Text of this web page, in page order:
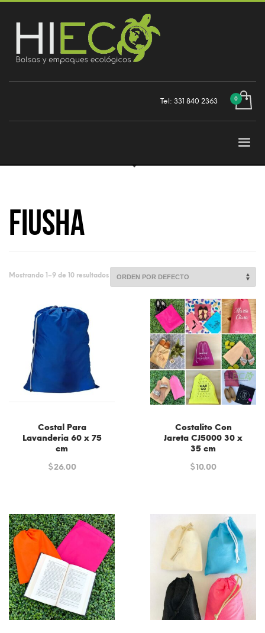
Tel: 331 840 2363
Fiusha
Mostrando 1–9 de 10 resultados
Costal Para
Lavanderia 60 x 75
cm
$26.00
Costalito Con
Jareta CJ5000 30 x
35 cm
$10.00